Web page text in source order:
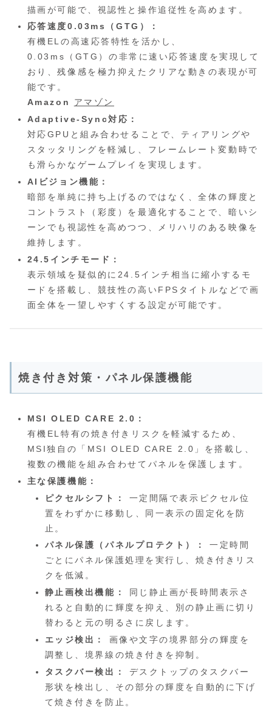
描画が可能で、視認性と操作追従性を高めます。
応答速度0.03ms（GTG）：
有機ELの高速応答特性を活かし、
0.03ms（GTG）の非常に速い応答速度を実現して
おり、残像感を極力抑えたクリアな動きの表現が可
能です。
Amazon
アマゾン
Adaptive-Sync対応：
対応GPUと組み合わせることで、ティアリングや
スタッタリングを軽減し、フレームレート変動時で
も滑らかなゲームプレイを実現します。
AIビジョン機能：
暗部を単純に持ち上げるのではなく、全体の輝度と
コントラスト（彩度）を最適化することで、暗いシ
ーンでも視認性を高めつつ、メリハリのある映像を
維持します。
24.5インチモード：
表示領域を疑似的に24.5インチ相当に縮小するモ
ードを搭載し、競技性の高いFPSタイトルなどで画
面全体を一望しやすくする設定が可能です。
焼き付き対策・パネル保護機能
MSI OLED CARE 2.0：
有機EL特有の焼き付きリスクを軽減するため、
MSI独自の「MSI OLED CARE 2.0」を搭載し、
複数の機能を組み合わせてパネルを保護します。
主な保護機能：
ピクセルシフト：
一定間隔で表示ピクセル位
置をわずかに移動し、同一表示の固定化を防
止。
パネル保護（パネルプロテクト）：
一定時間
ごとにパネル保護処理を実行し、焼き付きリス
クを低減。
静止画検出機能：
同じ静止画が長時間表示さ
れると自動的に輝度を抑え、別の静止画に切り
替わると元の明るさに戻します。
エッジ検出：
画像や文字の境界部分の輝度を
調整し、境界線の焼き付きを抑制。
タスクバー検出：
デスクトップのタスクバー
形状を検出し、その部分の輝度を自動的に下げ
て焼き付きを防止。